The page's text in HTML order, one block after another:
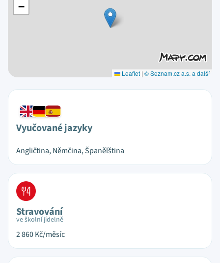
−
Leaflet | © Seznam.cz a.s. a další
Vyučované jazyky
Angličtina, Němčina, Španělština
Stravování
ve školní jídelně
2 860Kč/měsíc